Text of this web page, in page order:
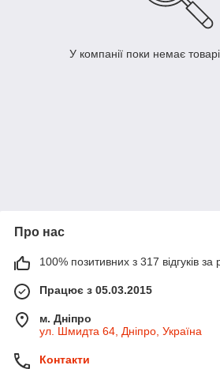
У компанії поки немає
Про нас
100% позитивних з 317 відгуків за
Працює з 05.03.2015
м. Дніпро
ул. Шмидта 64, Дніпро, Україна
Контакти